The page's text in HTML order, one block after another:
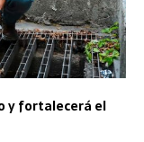
y fortalecerá el